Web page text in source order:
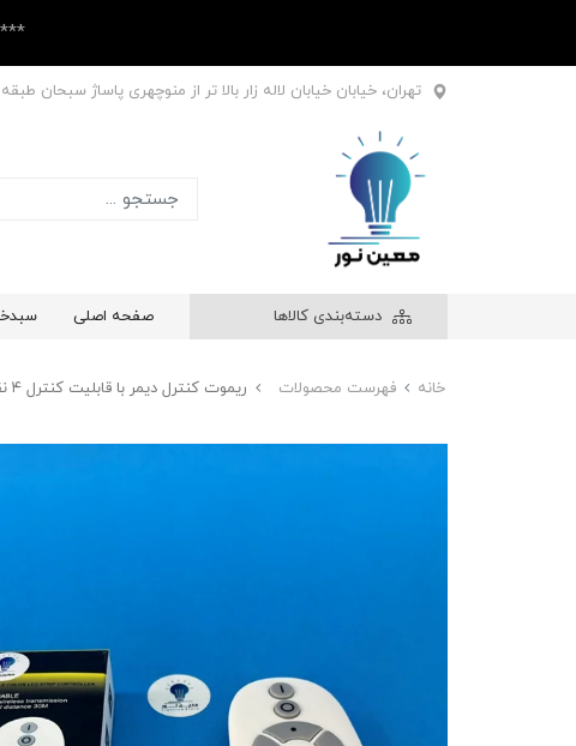
تهران، خیابان خیابان لاله زار بالا تر از منوچهری پاساژ سبحان طبقه اول پلاک
دسته‌بندی کالاها صفحه اصلی
خانه فهرست محصولات ریموت کنترل دیمر با قابلیت کنترل ۴ نقطه مجزا